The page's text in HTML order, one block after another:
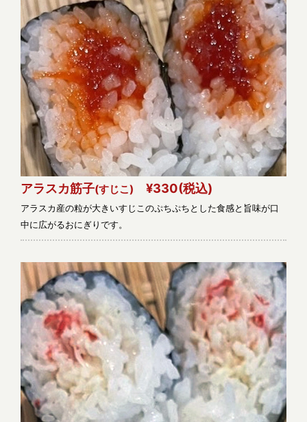
アラスカ筋子(すじこ) ¥330(税込)
アラスカ産の粒が大きいすじこのぷちぷちとした食感と旨味が口
中に広がるおにぎりです。